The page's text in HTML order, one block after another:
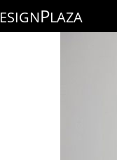
ESIGNPLAZA